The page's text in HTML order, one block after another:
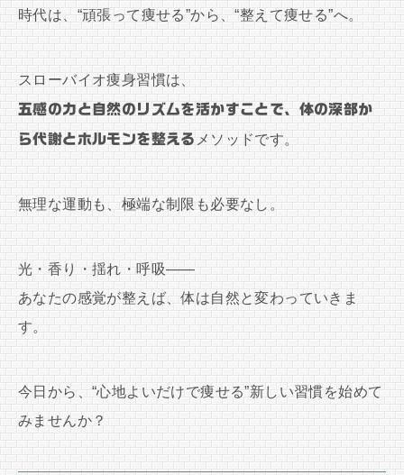
時代は、“頑張って痩せる”から、“整えて痩せる”へ。
スローバイオ痩身習慣は、
五感の力と自然のリズムを活かすことで、体の深部か
ら代謝とホルモンを整える メソッドです。
無理な運動も、極端な制限も必要なし。
光・香り・揺れ・呼吸——
あなたの感覚が整えば、体は自然と変わっていきま
す。
今日から、“心地よいだけで痩せる”新しい習慣を始めて
みませんか？